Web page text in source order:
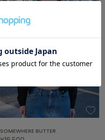
SOMEWHERE BUTTER.